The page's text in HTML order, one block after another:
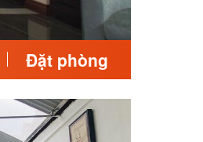
Đặt phòng